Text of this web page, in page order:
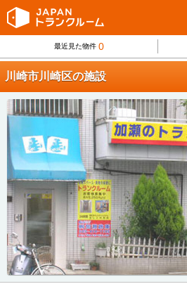
最近見た物件 0
川崎市川崎区の施設